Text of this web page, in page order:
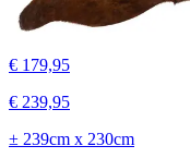
€ 179,95
€ 239,95
± 239cm x 230cm